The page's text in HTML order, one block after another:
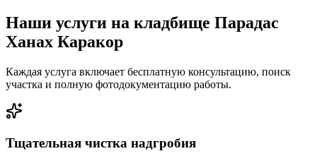
Наши услуги на кладбище Парадас
Ханах Каракор
Каждая услуга включает бесплатную консультацию, поиск
участка и полную фотодокументацию работы.
Тщательная чистка надгробия